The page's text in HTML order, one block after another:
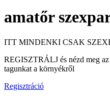
amatőr
ITT MINDENKI CSAK
REGISZTRÁLJ és nézd meg az
tagunkat a környékről
Regisztráció